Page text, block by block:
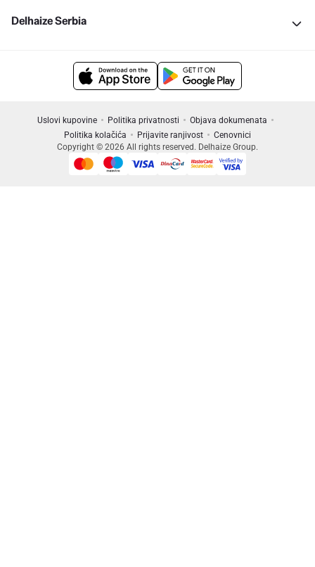
Delhaize Serbia
Uslovi kupovine Politika privatnosti
Objava dokumenata
Politika kolačića
Prijavite ranjivost
Cenovnici
Copyright © 2026 All rights reserved. Delhaize Group.